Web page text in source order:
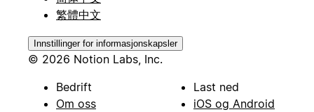
繁體中文
Innstillinger for informasjonskapsler
© 2026 Notion Labs, Inc.
Bedrift
Om oss
Last ned
iOS og Android